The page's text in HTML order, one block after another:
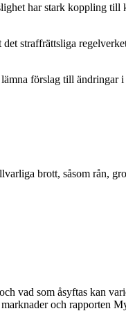
har stark koppling
straffrättsliga
förslag till ändringar
brott, såsom rån,
vad som åsyftas kan
och rapporten